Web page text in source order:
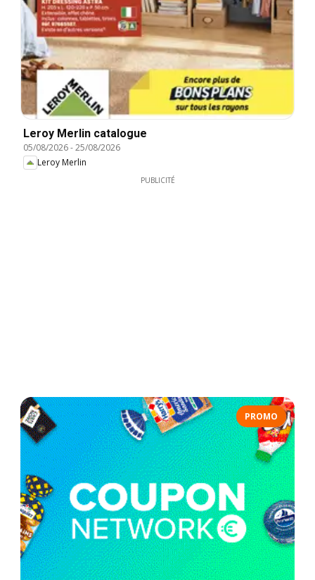
Leroy Merlin catalogue
05/08/2026-25/08/2026
Leroy Merlin
PUBLICITÉ
PROMO